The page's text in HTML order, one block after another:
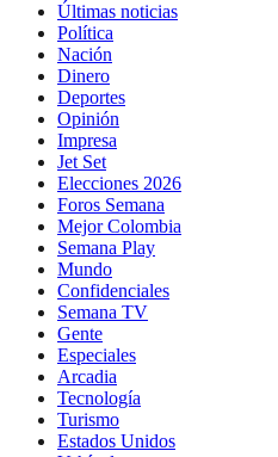
Últimas noticias
Política
Nación
Dinero
Deportes
Opinión
Impresa
Jet Set
Elecciones 2026
Foros Semana
Mejor Colombia
Semana Play
Mundo
Confidenciales
Semana TV
Gente
Especiales
Arcadia
Tecnología
Turismo
Estados Unidos